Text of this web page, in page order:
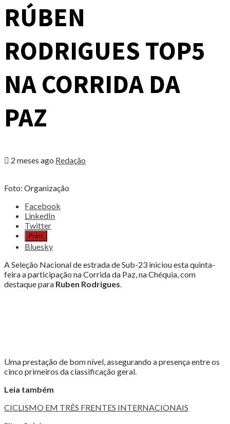
RÚBEN
RODRIGUES TOP5
NA CORRIDA DA
PAZ
2 meses ago Redação
Foto: Organização
Share
post
"RÚBEN
RODRIGUES
TOP5
NA
CORRIDA
DA
Facebook
LinkedIn
Twitter
Print
Bluesky
A Seleção Nacional de estrada de Sub-23 iniciou esta quinta-
feira a participação na Corrida da Paz, na Chéquia, com
destaque para Ruben Rodrigues.
Uma prestação de bom nível, assegurando a presença entre os
cinco primeiros da classificação geral.
Leia também
CICLISMO EM TRÊS FRENTES INTERNACIONAIS